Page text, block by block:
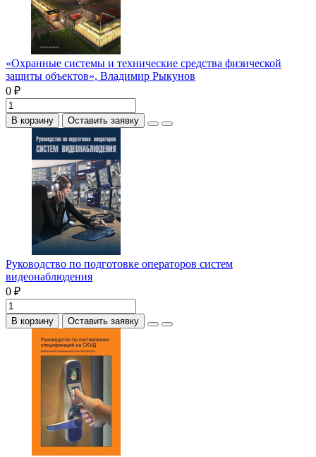
«Охранные системы и технические средства физической
защиты объектов», Владимир Рыкунов
0 ₽
В корзину Оставить заявку
Руководство по подготовке операторов систем
видеонаблюдения
0 ₽
В корзину Оставить заявку